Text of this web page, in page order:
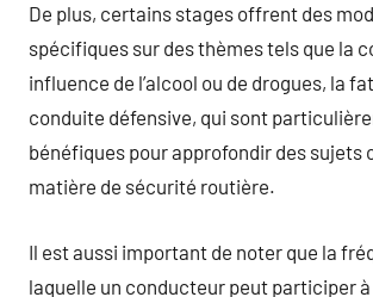
De plus, certains stages offrent des
spécifiques sur des thèmes tels que la
influence de l’alcool ou de drogues, la
conduite défensive, qui sont
bénéfiques pour approfondir des sujets
matière de sécurité routière.
Il est aussi important de noter que la
laquelle un conducteur peut participer à